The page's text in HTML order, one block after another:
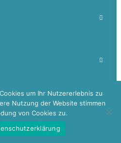
|Impressum|Disclaimer
um Ihr Nutzererlebnis zu
Nutzung der Website stimmen
von Cookies zu.